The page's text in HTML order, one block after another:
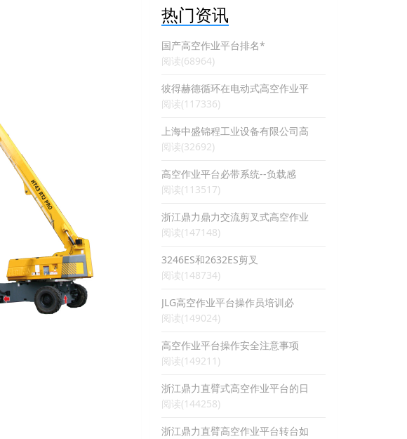
热门资讯
国产高空作业平台排名*
阅读(68964)
彼得赫德循环在电动式高空作业平
阅读(117336)
上海中盛锦程工业设备有限公司高
阅读(32692)
高空作业平台必带系统--负载感
阅读(113517)
浙江鼎力鼎力交流剪叉式高空作业
阅读(147148)
3246ES和2632ES剪叉
阅读(148734)
JLG高空作业平台操作员培训必
阅读(149024)
高空作业平台操作安全注意事项
阅读(149211)
浙江鼎力直臂式高空作业平台的日
阅读(144258)
浙江鼎力直臂高空作业平台转台如